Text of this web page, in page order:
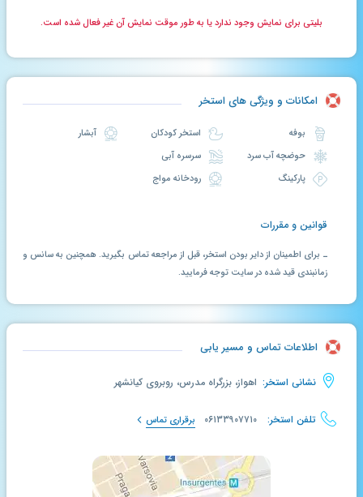
بلیتی برای نمایش وجود ندارد یا به طور موقت نمایش آن غیر فعال شده است.
امکانات و ویژگی های استخر
حوضچه آب سرد
پارکینگ
سرسره آبی
رودخانه مواج
آبشار
قوانین و مقررات
ـ برای اطمینان از دایر بودن استخر، قبل از مراجعه تماس بگیرید. همچنین به سانس و
زمانبندی قید شده در سایت توجه فرمایید.
اطلاعات تماس و مسیر یابی
نشانی استخر: اهواز، بزرگراه مدرس، روبروی کیانشهر
تلفن استخر: ۰۶۱۳۳۹۰۷۷۱۰ برقراری تماس